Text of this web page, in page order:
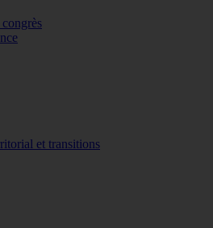
et transitions